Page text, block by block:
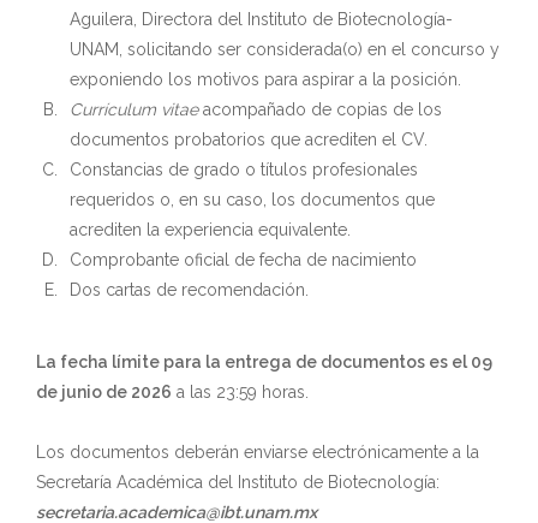
Aguilera, Directora del Instituto de Biotecnología-
UNAM, solicitando ser considerada(o) en el concurso y
exponiendo los motivos para aspirar a la posición.
Currículum vitaeacompañado de copias de los
documentos probatorios que acrediten el CV.
Constancias de grado o títulos profesionales
requeridos o, en su caso, los documentos que
acrediten la experiencia equivalente.
Comprobante oficial de fecha de nacimiento
Dos cartas de recomendación.
La fecha límite para la entrega de documentos es el 09
de junio de 2026 a las 23:59 horas.
Los documentos deberán enviarse electrónicamente a la
Secretaría Académica del Instituto de Biotecnología:
secretaria.academica@ibt.unam.mx